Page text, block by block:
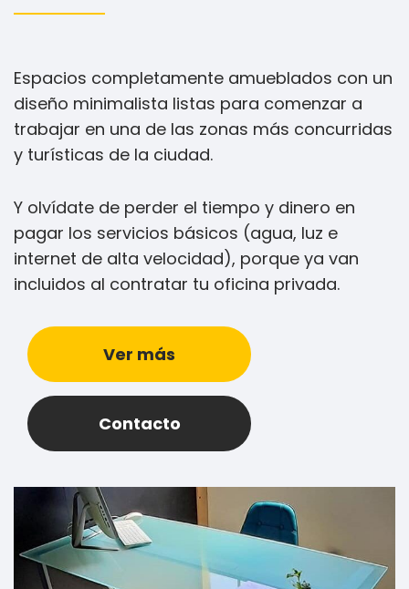
Espacios completamente amueblados con un
diseño minimalista listas para comenzar a
trabajar en una de las zonas más concurridas
y turísticas de la ciudad.
Y olvídate de perder el tiempo y dinero en
pagar los servicios básicos (agua, luz e
internet de alta velocidad), porque ya van
incluidos al contratar tu oficina privada.
Ver más
Contacto